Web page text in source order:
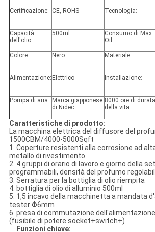
Certificazione: CE, ROHS Tecnologia:
Capacità
dell'olio:
500ml
Consumo di Max
Oil:
Colore: Nero Materiale:
Alimentazione: Elettrico Installazione:
Pompa di aria
Marca giapponese
di Nidec
8000 ore di durata
della vita
Caratteristiche di prodotto:
La macchina elettrica del diffusore del
1500CBM/4000-5000Sqft
1. Coperture resistenti alla corrosione ad
metallo di rivestimento
2. 4 gruppi di orario di lavoro e giorno della
programmabili, densità del profumo
3. Serratura per la bottiglia di olio riempita
4. bottiglia di olio di alluminio 500ml
5. 1,5 incavo della macchinetta a mandata
tester Φ6mm
6. presa di commutazione
(fusibile di potere socket+switch+)
Funzioni chiave: